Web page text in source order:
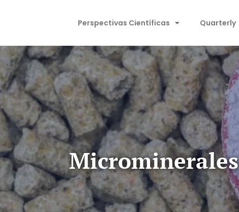
Perspectivas Científicas Quarterly
Microminerales